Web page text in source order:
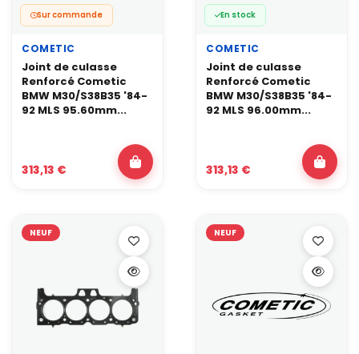
Sur commande
COMETIC
Joint de culasse
Renforcé Cometic
BMW M30/S38B35 '84-
92 MLS 95.60mm...
313,13 €
En stock
COMETIC
Joint de culasse
Renforcé Cometic
BMW M30/S38B35 '84-
92 MLS 96.00mm...
313,13 €
NEUF NEUF